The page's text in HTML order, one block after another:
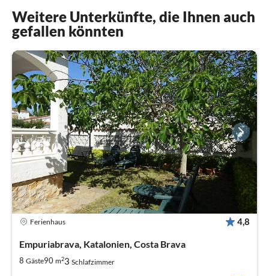
Weitere Unterkünfte, die Ihnen auch
gefallen könnten
Ferienhaus 4,8
Empuriabrava, Katalonien, Costa Brava
8 Gäste90 m23 Schlafzimmer